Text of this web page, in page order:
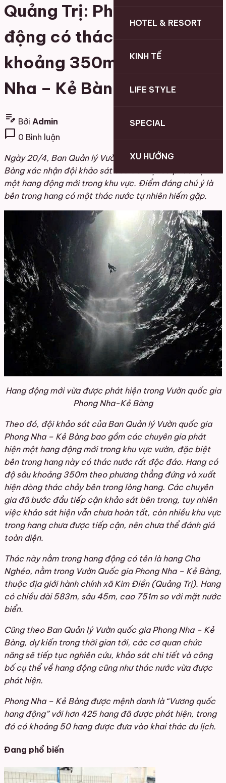
HOTEL & RESORT
KINH TẾ
LIFE STYLE
SPECIAL
XU HƯỚNG
Quảng Trị: Phát hiện hang
động có thác nước sâu
khoảng 350m tại Phong
Nha – Kẻ Bàng
edit_note Bởi Admin
chat_bubble 0 Bình luận
Ngày 20/4, Ban Quản lý Vườn quốc gia Phong Nha – Kẻ
Bàng xác nhận đội khảo sát của đơn vị vừa phát hiện
một hang động mới trong khu vực. Điểm đáng chú ý là
bên trong hang có một thác nước tự nhiên hiếm gặp.
Hang động mới vừa được phát hiện trong Vườn quốc gia
Phong Nha-Kẻ Bàng
Theo đó, đội khảo sát của Ban Quản lý Vườn quốc gia
Phong Nha – Kẻ Bàng bao gồm các chuyên gia phát
hiện một hang động mới trong khu vực vườn, đặc biệt
bên trong hang này có thác nước rất độc đáo. Hang có
độ sâu khoảng 350m theo phương thẳng đứng và xuất
hiện dòng thác chảy bên trong lòng hang. Các chuyên
gia đã bước đầu tiếp cận khảo sát bên trong, tuy nhiên
việc khảo sát hiện vẫn chưa hoàn tất, còn nhiều khu vực
trong hang chưa được tiếp cận, nên chưa thể đánh giá
toàn diện.
Thác này nằm trong hang động có tên là hang Cha
Nghéo, nằm trong Vườn Quốc gia Phong Nha – Kẻ Bàng,
thuộc địa giới hành chính xã Kim Điền (Quảng Trị). Hang
có chiều dài 583m, sâu 45m, cao 751m so với mặt nước
biển.
Cũng theo Ban Quản lý Vườn quốc gia Phong Nha – Kẻ
Bàng, dự kiến trong thời gian tới, các cơ quan chức
năng sẽ tiếp tục nghiên cứu, khảo sát chi tiết và công
bố cụ thể về hang động cũng như thác nước vừa được
phát hiện.
Phong Nha – Kẻ Bàng được mệnh danh là “Vương quốc
hang động” với hơn 425 hang đã được phát hiện, trong
đó có khoảng 50 hang được đưa vào khai thác du lịch.
Đang phổ biến